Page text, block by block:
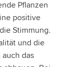
Pflanzen
positive
Stimmung.
und die
das